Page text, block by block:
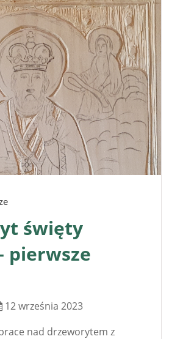
święty
pierwsze
12 września 2023
nad drzeworytem z